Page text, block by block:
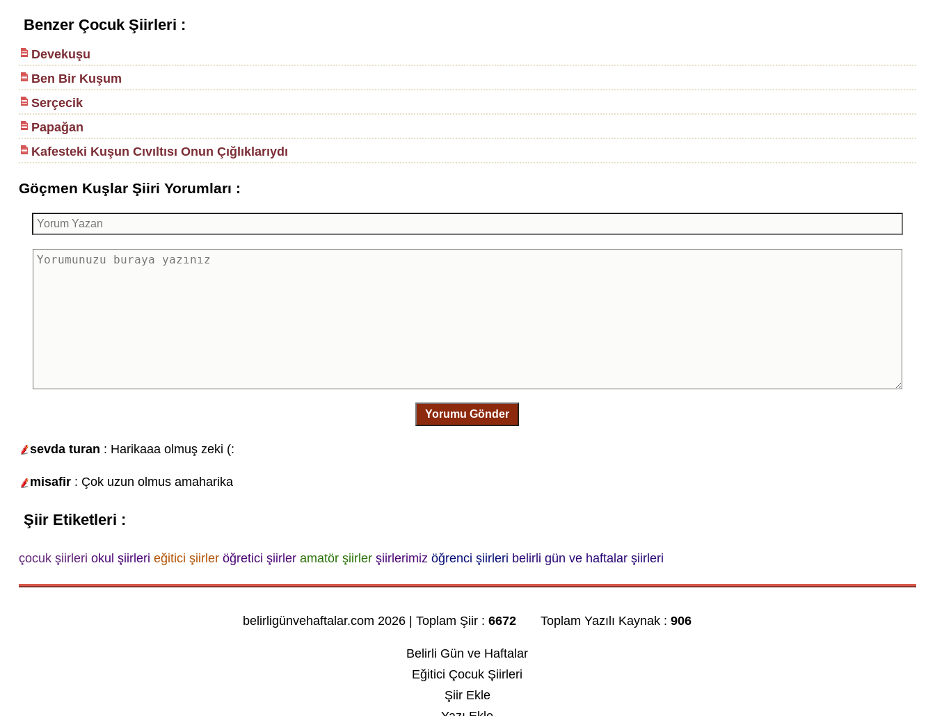
Benzer Çocuk Şiirleri :
Devekuşu
Ben Bir Kuşum
Serçecik
Papağan
Kafesteki Kuşun Cıvıltısı Onun Çığlıklarıydı
Göçmen Kuşlar Şiiri Yorumları :
Yorumu Gönder
sevda turan : Harikaaa olmuş zeki (:
misafir: Çok uzun olmus amaharika
Şiir Etiketleri :
çocuk şiirleri okul şiirleri eğitici şiirler öğretici şiirler amatör şiirler şiirlerimiz öğrenci şiirleri belirli gün ve haftalar şiirleri
belirligünvehaftalar.com 2026 | Toplam Şiir :6672 Toplam Yazılı Kaynak :906
Belirli Gün ve Haftalar
Eğitici Çocuk Şiirleri
Şiir Ekle